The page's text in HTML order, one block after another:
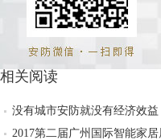
相关阅读
没有城市安防就没有经济效益
2017第二届广州国际智能家居